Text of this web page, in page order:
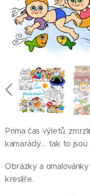
Prima čas výletů,
kamarády… tak to jsou
Obrázky a
kreslíře.